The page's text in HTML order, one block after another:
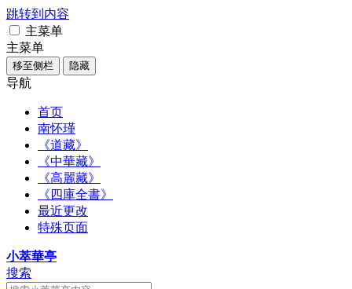
跳转到内容
主菜单
主菜单
移至侧栏 隐藏
导航
首页
南怀瑾
《道藏》
《中華藏》
《高麗藏》
《四庫全書》
最近更改
特殊页面
小萃華亭
搜索